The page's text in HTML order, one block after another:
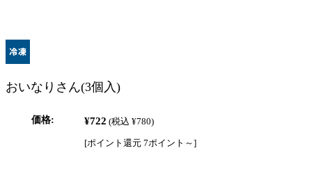
おいなりさん(3個入)
価格: ¥722 (税込 ¥780)
[ポイント還元 7ポイント～]